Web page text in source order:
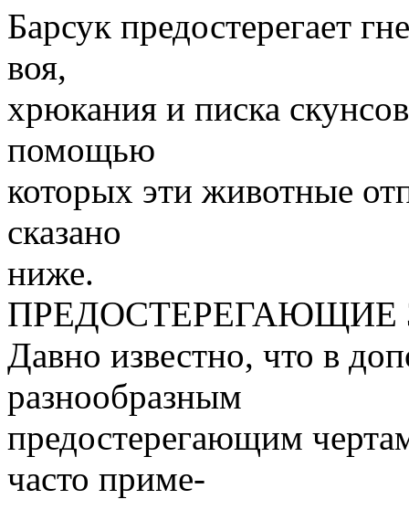
Барсук предостерегает
воя,
хрюкания и писка
помощью
которых эти животные
сказано
ниже.
ПРЕДОСТЕРЕГАЮЩИЕ
Давно известно, что в
разнообразным
предостерегающим
часто приме-